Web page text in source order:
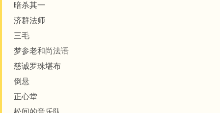
暗杀其一
济群法师
三毛
梦参老和尚法语
​​​​慈诚罗珠堪布
倒悬
正心堂